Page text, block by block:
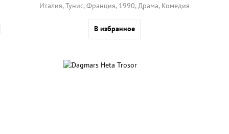
Италия, Тунис, Франция, 1990, Драма, Комедия
В избранное